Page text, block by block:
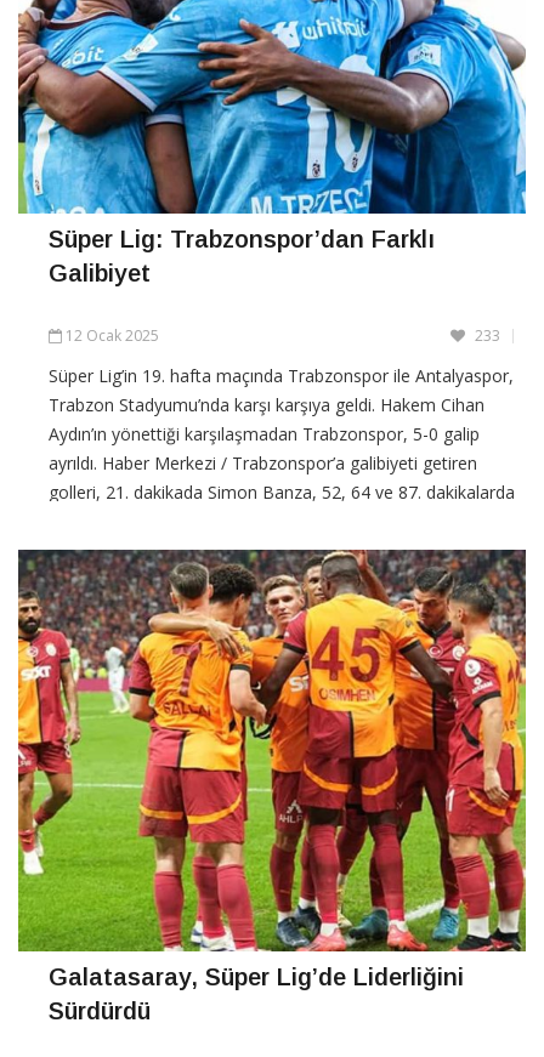
Süper Lig: Trabzonspor’dan Farklı
Galibiyet
12 Ocak 2025 233
Süper Lig’in 19. hafta maçında Trabzonspor ile Antalyaspor,
Trabzon Stadyumu’nda karşı karşıya geldi. Hakem Cihan
Aydın’ın yönettiği karşılaşmadan Trabzonspor, 5-0 galip
ayrıldı. Haber Merkezi / Trabzonspor’a galibiyeti getiren
golleri, 21. dakikada Simon Banza, 52, 64 ve 87. dakikalarda
CONTINUE READING
Galatasaray, Süper Lig’de Liderliğini
Sürdürdü